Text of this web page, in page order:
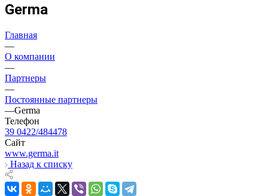
Germa
Главная
—
О компании
—
Партнеры
—
Постоянные партнеры
—Germa
Телефон
39 0422/484478
Сайт
www.germa.it
Назад к списку